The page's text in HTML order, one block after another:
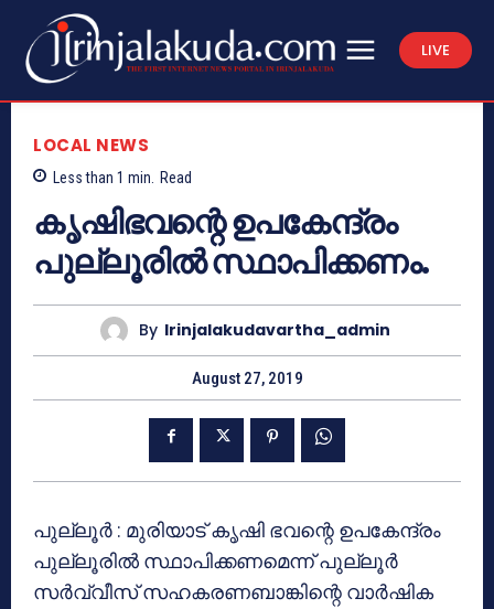
LIVE
LOCAL NEWS
Less than 1 min. Read
കൃഷിഭവന്റെ ഉപകേന്ദ്രം
പുല്ലൂരില്‍ സ്ഥാപിക്കണം.
By Irinjalakudavartha_admin
August 27, 2019
പുല്ലൂര്‍ : മുരിയാട് കൃഷി ഭവന്റെ ഉപകേന്ദ്രം
പുല്ലൂരില്‍ സ്ഥാപിക്കണമെന്ന് പുല്ലൂര്‍
സര്‍വ്വീസ് സഹകരണബാങ്കിന്റെ വാര്‍ഷിക